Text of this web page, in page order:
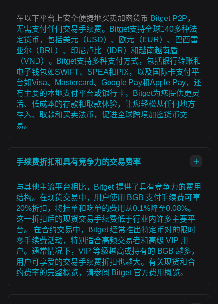
在以下平台上安全便捷地买卖加密货币 Bitget P2P，
无需支付任何交易手续费。Bitget支持全球140多种法
定货币，包括美元（USD）、欧元（EUR）、巴西雷
亚尔（BRL）、印尼卢比（IDR）和越南越南盾
（VND）。Bitget支持多种支付方式，包括银行转账和
电子钱包如SWIFT、SPEA和PIX，以及国际卡支付平
台如Visa、Mastercard、Google Pay和Apple Pay，还
有主要的本地支付平台或银行卡。Bitget为您提供更灵
活、低成本的存款和取款体验，让您轻松从任何地方
存入、取款和买卖法币，促进全球跨境加密货币交
易。
手续费折扣和具有竞争力的交易费率
与其他主流平台相比，Bitget 提供了具有竞争力的费用
结构。在现货交易中，用户使用 BGB 支付手续费可享
20%折扣，将挂单和吃单的费用从0.1%降至0.08%。
这一折扣后的现货交易手续费低于行业内许多主要平
台。 在合约交易中，Bitget 经常推出特定币对的限时
零手续费活动，特别适合高频交易者和高级 VIP 用
户。通常情况下，VIP 等级越高或持有的 BGB 越多，
用户可享受的交易手续费折扣也越大。有关现货和合
约费率的完整概览，请参阅 Bitget 官方费用概览。